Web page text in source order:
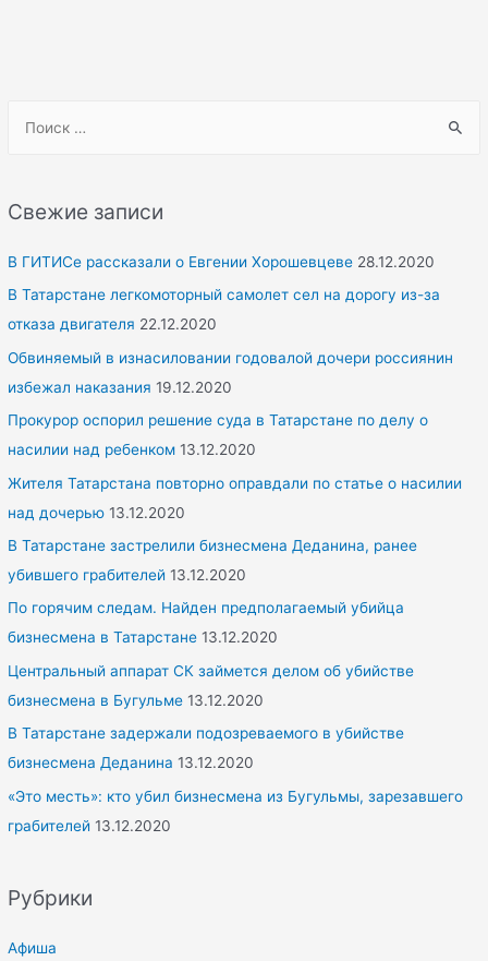
r
h
f
o
r
Свежие записи
В ГИТИСе рассказали о Евгении Хорошевцеве 28.12.2020
В Татарстане легкомоторный самолет сел на дорогу из-за
отказа двигателя 22.12.2020
Обвиняемый в изнасиловании годовалой дочери россиянин
избежал наказания 19.12.2020
Прокурор оспорил решение суда в Татарстане по делу о
насилии над ребенком 13.12.2020
Жителя Татарстана повторно оправдали по статье о насилии
над дочерью 13.12.2020
В Татарстане застрелили бизнесмена Деданина, ранее
убившего грабителей 13.12.2020
По горячим следам. Найден предполагаемый убийца
бизнесмена в Татарстане 13.12.2020
Центральный аппарат СК займется делом об убийстве
бизнесмена в Бугульме 13.12.2020
В Татарстане задержали подозреваемого в убийстве
бизнесмена Деданина 13.12.2020
«Это месть»: кто убил бизнесмена из Бугульмы, зарезавшего
грабителей 13.12.2020
Рубрики
Афиша